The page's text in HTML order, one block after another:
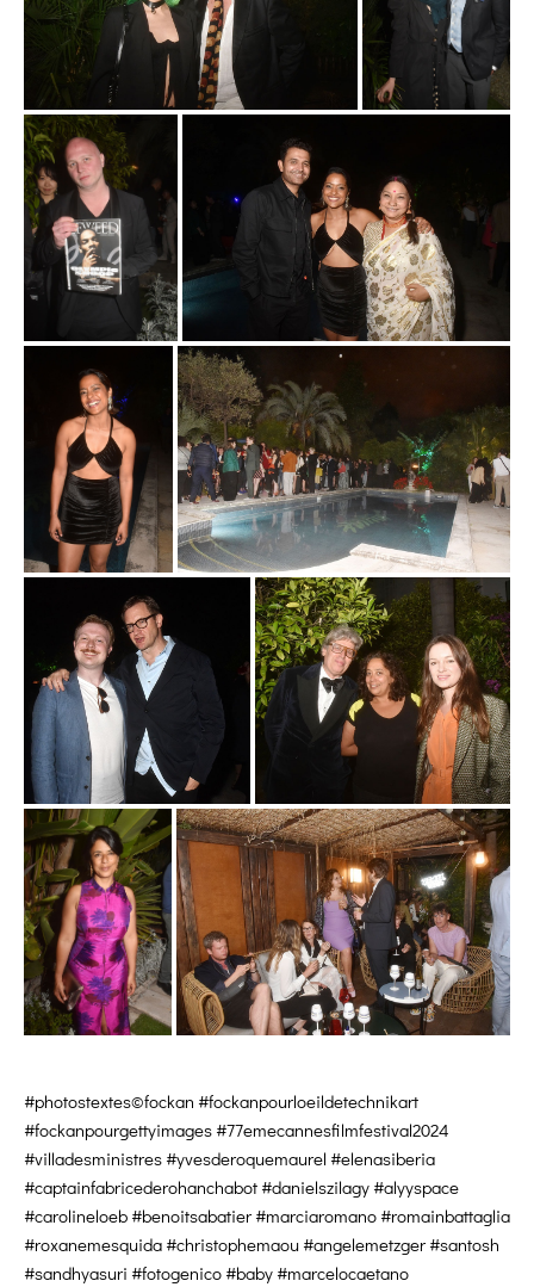
#photostextes©fockan #fockanpourloeildetechnikart
#fockanpourgettyimages #77emecannesfilmfestival2024
#villadesministres #yvesderoquemaurel #elenasiberia
#captainfabricederohanchabot #danielszilagy #alyyspace
#carolineloeb #benoitsabatier #marciaromano #romainbattaglia
#roxanemesquida #christophemaou #angelemetzger #santosh
#sandhyasuri #fotogenico #baby #marcelocaetano